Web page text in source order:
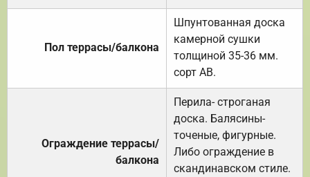
Пол террасы/балкона
Шпунтованная доска
камерной сушки
толщиной 35-36 мм.
сорт АВ.
Ограждение террасы/
балкона
Перила- строганая
доска. Балясины-
точеные, фигурные.
Либо ограждение в
скандинавском стиле.